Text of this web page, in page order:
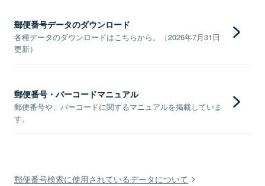
郵便番号データのダウンロード
各種データのダウンロードはこちらから。（2026年7月31日
更新）
郵便番号・バーコードマニュアル
郵便番号や、バーコードに関するマニュアルを掲載していま
す。
郵便番号検索に使用されているデータについて